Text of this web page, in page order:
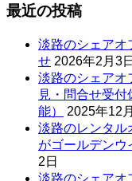
最近の投稿
淡路のシェアオ
せ 2026年2月3日
淡路のシェアオ
見・問合せ受
能）
2025年12
淡路のレンタル
がゴールデンウ
2日
淡路のシェアオ